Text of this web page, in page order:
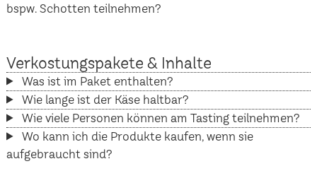
bspw. Schotten teilnehmen?
Verkostungspakete & Inhalte
Was ist im Paket enthalten?
Wie lange ist der Käse haltbar?
Wie viele Personen können am Tasting teilnehmen?
Wo kann ich die Produkte kaufen, wenn sie
aufgebraucht sind?